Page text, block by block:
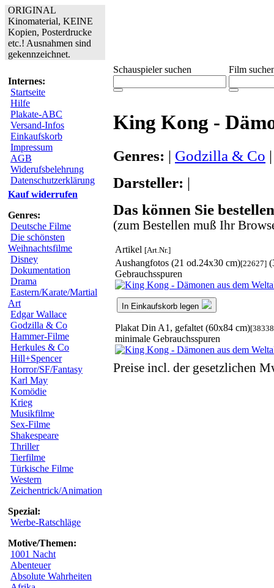
ORIGINAL
Kinomaterial, KEINE
Kopien, Posterdrucke
etc.! Ausnahmen sind
gekennzeichnet.
Internes:
Startseite
Hilfe
Plakate-ABC
Versand-Infos
Einkaufskorb
Impressum
AGB
Widerufsbelehrung
Datenschutzerklärung
Kauf widerrufen
Genres:
Deutsche Filme
Die schönsten
Weihnachtsfilme
Disney
Dokumentation
Drama
Eastern/Karate/Martial
Art
Edgar Wallace
Godzilla & Co
Hammer-Filme
Herkules & Co
Hill+Spencer
Horror/SF/Fantasy
Karl May
Komödie
Krieg
Musikfilme
Sex-Filme
Shakespeare
Thriller
Tierfilme
Türkische Filme
Western
Zeichentrick/Animation
Spezial:
Werbe-Ratschläge
Motive/Themen:
1001 Nacht
Abenteuer
Absolute Wahrheiten
Schauspieler suchen Film
King Kong -
Genres: | Godzilla & Co
Darsteller: |
Das können Sie
(zum Bestellen muß Ihr
Artikel [Art.Nr.]
Aushangfotos (21 od.24x30 cm)[22627]
Gebrauchsspuren
In Einkaufskorb legen
Plakat Din A1, gefaltet (60x84 cm)
minimale Gebrauchsspuren
Preise incl. der gesetzlichen